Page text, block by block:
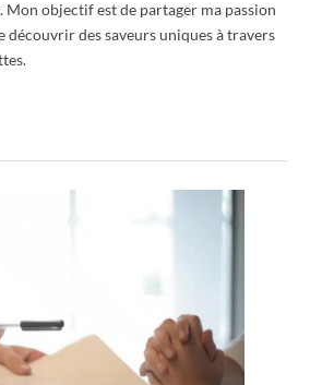
Mon objectif est de partager ma passion
découvrir des saveurs uniques à travers